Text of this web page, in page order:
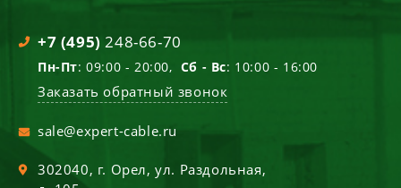
+7 (495) 248-66-70
Пн-Пт: 09:00 - 20:00, Сб - Вс: 10:00 - 16:00
Заказать обратный звонок
sale@expert-cable.ru
302040, г. Орел,ул. Раздольная,